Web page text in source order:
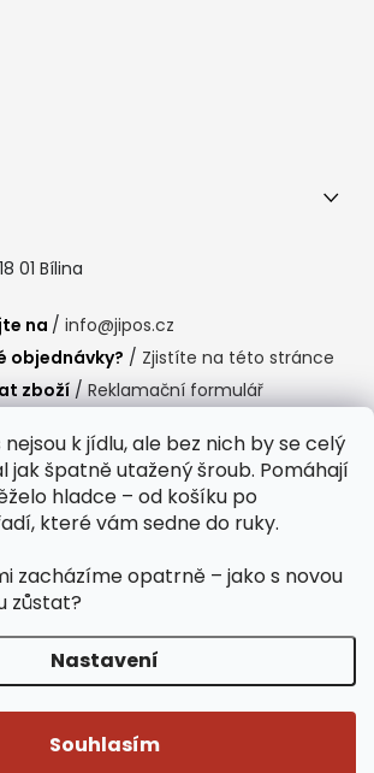
nejsou k jídlu, ale bez nich by se celý
jak špatně utažený šroub. Pomáhají
hladce – od košíku po
které vám sedne do ruky.
zacházíme opatrně – jako s novou
zůstat?
Nastavení
Souhlasím
01 Bílina
na / info@jipos.cz
objednávky? / Zjistíte na této stránce
zboží / Reklamační formulář
/11:00 - 11:30
Premium/Webdesign mi-ma.cz
. Všechna práva vyhrazena.Upravit nastavení
cookies